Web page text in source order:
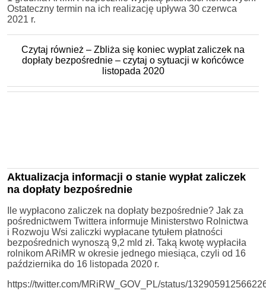
Ostateczny termin na ich realizację upływa 30 czerwca
2021 r.
Czytaj również – Zbliża się koniec wypłat zaliczek na
dopłaty bezpośrednie – czytaj o sytuacji w końcówce
listopada 2020
Aktualizacja informacji o stanie wypłat zaliczek
na dopłaty bezpośrednie
Ile wypłacono zaliczek na dopłaty bezpośrednie? Jak za
pośrednictwem Twittera informuje Ministerstwo Rolnictwa
i Rozwoju Wsi zaliczki wypłacane tytułem płatności
bezpośrednich wynoszą 9,2 mld zł. Taką kwotę wypłaciła
rolnikom ARiMR w okresie jednego miesiąca, czyli od 16
października do 16 listopada 2020 r.
https://twitter.com/MRiRW_GOV_PL/status/